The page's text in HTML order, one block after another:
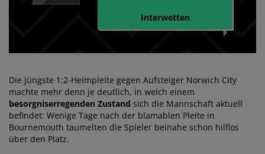
Interwetten
Die jüngste 1:2-Heimpleite gegen Aufsteiger Norwich City
machte mehr denn je deutlich, in welch einem
besorgniserregenden Zustand sich die Mannschaft aktuell
befindet: Wenige Tage nach der blamablen Pleite in
Bournemouth taumelten die Spieler beinahe schon hilflos
über den Platz.